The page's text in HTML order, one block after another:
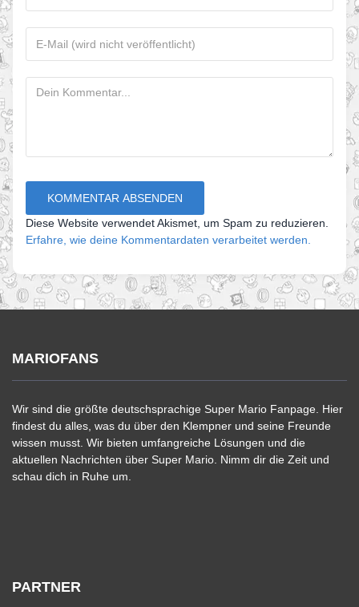
Diese Website verwendet Akismet, um Spam zu reduzieren.
Erfahre, wie deine Kommentardaten verarbeitet werden.
MARIOFANS
Wir sind die größte deutschsprachige Super Mario Fanpage. Hier
findest du alles, was du über den Klempner und seine Freunde
wissen musst. Wir bieten umfangreiche Lösungen und die
aktuellen Nachrichten über Super Mario. Nimm dir die Zeit und
schau dich in Ruhe um.
PARTNER